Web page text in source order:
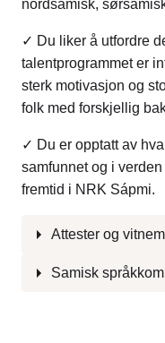
nordsamisk,
✓ Du liker å utfordre
talentprogrammet er
sterk motivasjon og
folk med forskjellig
✓ Du er opptatt av
samfunnet og i
fremtid i NRK Sápmi.
Attester og
Samisk